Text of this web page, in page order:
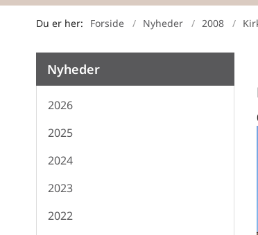
Du er her: Forside Nyheder 2008
Nyheder
2026
2025
2024
2023
2022